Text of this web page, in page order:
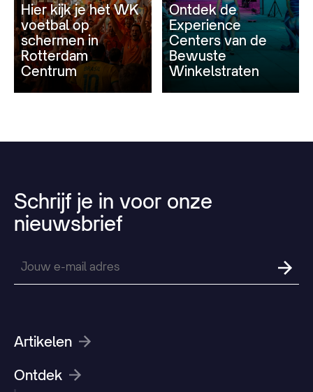
Hier kijk je het WK
voetbal op
schermen in
Rotterdam
Centrum
Ontdek de
Experience
Centers van de
Bewuste
Winkelstraten
Schrijf je in voor onze
nieuwsbrief
Artikelen
Ontdek